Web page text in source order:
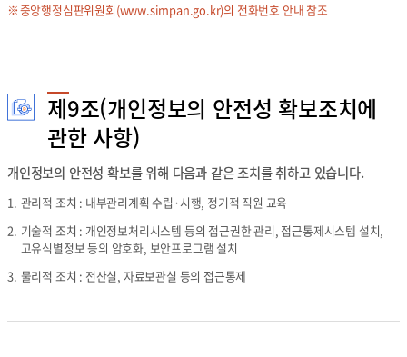
중앙행정심판위원회(www.simpan.go.kr)의 전화번호 안내 참조
제9조(개인정보의 안전성 확보조치에
관한 사항)
개인정보의 안전성 확보를 위해 다음과 같은 조치를 취하고 있습니다.
1. 관리적 조치 : 내부관리계획 수립·시행, 정기적 직원 교육
2. 기술적 조치 : 개인정보처리시스템 등의 접근권한 관리, 접근통제시스템 설치,
고유식별정보 등의 암호화, 보안프로그램 설치
3. 물리적 조치 : 전산실, 자료보관실 등의 접근통제